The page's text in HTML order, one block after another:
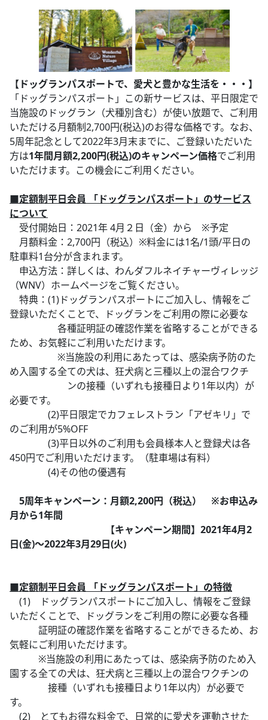
【ドッグランパスポートで、愛犬と豊かな生活を・・・】
「ドッグランパスポート」この新サービスは、平日限定で
当施設のドッグラン（犬種別含む）が使い放題で、ご利用
いただける月額制2,700円(税込)のお得な価格です。なお、
5周年記念として2022年3月末までに、ご登録いただいた
方は1年間月額2,200円(税込)のキャンペーン価格でご利用
いただけます。この機会にご利用ください。
■定額制平日会員 「ドッグランパスポート」のサービス
について
受付開始日：2021年 4月２日（金）から ※予定
月額料金：2,700円（税込）※料金には1名/1頭/平日の
駐車料1台分が含まれます。
申込方法：詳しくは、わんダフルネイチャーヴィレッジ
（WNV）ホームページをご覧ください。
特典：(1)ドッグランパスポートにご加入し、情報をご
登録いただくことで、ドッグランをご利用の際に必要な
各種証明証の確認作業を省略することができる
ため、お気軽にご利用いただけます。
※当施設の利用にあたっては、感染病予防のた
め入園する全ての犬は、狂犬病と三種以上の混合ワクチ
ンの接種（いずれも接種日より1年以内）が
必要です。
(2)平日限定でカフェレストラン「アゼキリ」で
のご利用が5%OFF
(3)平日以外のご利用も会員様本人と登録犬は各
450円でご利用いただけます。（駐車場は有料）
(4)その他の優遇有
5周年キャンペーン：月額2,200円（税込） ※お申込み
月から1年間
【キャンペーン期間】2021年4月2
日(金)～2022年3月29日(火)
■定額制平日会員 「ドッグランパスポート」の特徴
(1) ドッグランパスポートにご加入し、情報をご登録
いただくことで、ドッグランをご利用の際に必要な各種
証明証の確認作業を省略することができるため、お
気軽にご利用いただけます。
※当施設の利用にあたっては、感染病予防のため入
園する全ての犬は、狂犬病と三種以上の混合ワクチンの
接種（いずれも接種日より1年以内）が必要で
す。
(2) とてもお得な料金で、日常的に愛犬を運動させた